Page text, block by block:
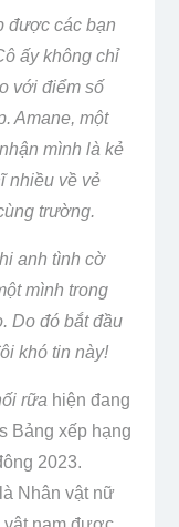
được các bạn
ấy không chỉ
với điểm số
Amane, một
mình là kẻ
nhiều về vẻ
trường.
anh tình cờ
mình trong
Do đó bắt đầu
khó tin này!
rữa hiện đang
Bảng xếp hạng
2023.
Nhân vật nữ